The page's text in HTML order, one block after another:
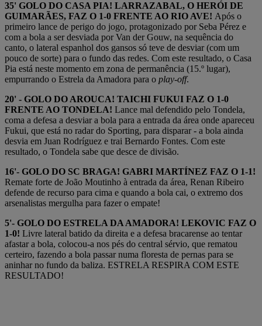
35' GOLO DO CASA PIA! LARRAZABAL, O HERÓI DE
GUIMARÃES, FAZ O 1-0 FRENTE AO RIO AVE! Após o
primeiro lance de perigo do jogo, protagonizado por Seba Pérez e
com a bola a ser desviada por Van der Gouw, na sequência do
canto, o lateral espanhol dos gansos só teve de desviar (com um
pouco de sorte) para o fundo das redes. Com este resultado, o Casa
Pia está neste momento em zona de permanência (15.º lugar),
empurrando o Estrela da Amadora para o play-off.
20' - GOLO DO AROUCA! TAICHI FUKUI FAZ O 1-0
FRENTE AO TONDELA! Lance mal defendido pelo Tondela,
coma a defesa a desviar a bola para a entrada da área onde apareceu
Fukui, que está no radar do Sporting, para disparar - a bola ainda
desvia em Juan Rodríguez e trai Bernardo Fontes. Com este
resultado, o Tondela sabe que desce de divisão.
16'- GOLO DO SC BRAGA! GABRI MARTÍNEZ FAZ O 1-1!
Remate forte de João Moutinho à entrada da área, Renan Ribeiro
defende de recurso para cima e quando a bola cai, o extremo dos
arsenalistas mergulha para fazer o empate!
5'- GOLO DO ESTRELA DA AMADORA! LEKOVIC FAZ O
1-0! Livre lateral batido da direita e a defesa bracarense ao tentar
afastar a bola, colocou-a nos pés do central sérvio, que rematou
certeiro, fazendo a bola passar numa floresta de pernas para se
aninhar no fundo da baliza. ESTRELA RESPIRA COM ESTE
RESULTADO!